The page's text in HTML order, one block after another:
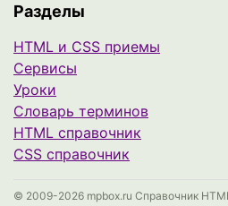
Разделы
HTML и CSS приемы
Сервисы
Уроки
Cловарь терминов
HTML справочник
CSS справочник
© 2009-2026 mpbox.ru Справочник